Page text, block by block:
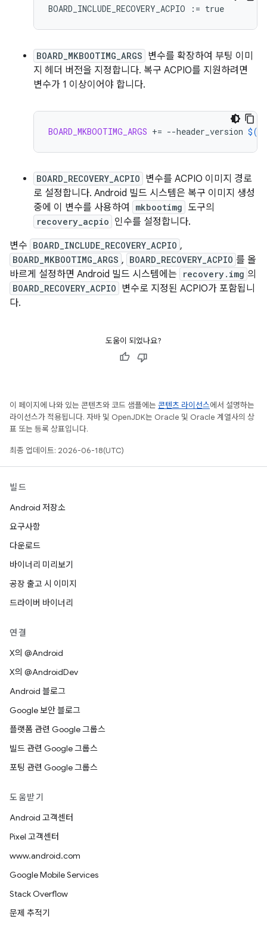
BOARD_INCLUDE_RECOVERY_ACPIO := true
BOARD_MKBOOTIMG_ARGS 변수를 확장하여 부팅 이미
지 헤더 버전을 지정합니다. 복구 ACPIO를 지원하려면
변수가 1 이상이어야 합니다.
BOARD_MKBOOTIMG_ARGS += --header_version $(
BOARD_RECOVERY_ACPIO 변수를 ACPIO 이미지 경로
로 설정합니다. Android 빌드 시스템은 복구 이미지 생성
중에 이 변수를 사용하여
mkbootimg 도구의
recovery_acpio 인수를 설정합니다.
변수 BOARD_INCLUDE_RECOVERY_ACPIO ,
BOARD_MKBOOTIMG_ARGS , BOARD_RECOVERY_ACPIO 를 올
바르게 설정하면 Android 빌드 시스템에는
recovery.img 의
BOARD_RECOVERY_ACPIO 변수로 지정된 ACPIO가 포함됩니
다.
도움이 되었나요?
이 페이지에 나와 있는 콘텐츠와 코드 샘플에는 콘텐츠 라이선스에서 설명하는
라이선스가 적용됩니다. 자바 및 OpenJDK는 Oracle 및 Oracle 계열사의 상
표 또는 등록 상표입니다.
최종 업데이트: 2026-06-18(UTC)
빌드
Android 저장소
요구사항
다운로드
바이너리 미리보기
공장 출고 시 이미지
드라이버 바이너리
연결
X의 @Android
X의 @AndroidDev
Android 블로그
Google 보안 블로그
플랫폼 관련 Google 그룹스
빌드 관련 Google 그룹스
포팅 관련 Google 그룹스
도움받기
Android 고객센터
Pixel 고객센터
www.android.com
Google Mobile Services
Stack Overflow
문제 추적기